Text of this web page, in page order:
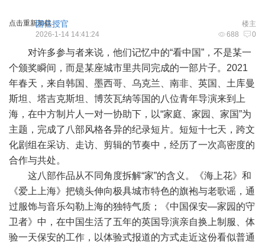
点击重新加载 楼主
困任授官
688 0
2026-1-14 14:41:24
对许多参与者来说，他们记忆中的“看中国”，不是某一
个颁奖瞬间，而是某座城市里共同完成的一部片子。2021
年春天，来自韩国、墨西哥、乌克兰、南非、英国、土库曼
斯坦、塔吉克斯坦、博茨瓦纳等国的八位青年导演来到上
海，在中方制片人一对一协助下，以“家庭、家园、家国”为
主题，完成了八部风格各异的纪录短片。短短十七天，跨文
化剧组在采访、走访、剪辑的节奏中，经历了一次高密度的
合作与共处。
这八部作品从不同角度拆解“家”的含义。《海上花》和
《爱上上海》把镜头伸向极具城市特色的旗袍与老歌谣，通
过服饰与音乐勾勒上海的独特气质；《中国保安—家园的守
卫者》中，在中国生活了五年的英国导演亲自换上制服、体
验一天保安的工作，以体验式报道的方式走近这份看似普通